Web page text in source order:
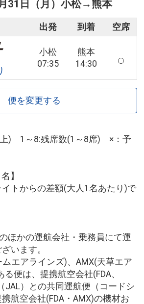
31日（月） 小松→ 熊本
出発 到着 空席
小松
07:35
熊本
14:30
便を変更する
上) 1～8:残席数(1～8席) ×：予
】
トからの差額(大人1名あたり)で
ほかの運航会社・乗務員にて運
います。
ムエアラインズ)、AMX(天草エア
便は、提携航空会社(FDA、
JAL）との共同運航便（コードシ
航空会社(FDA・AMX)の機材お